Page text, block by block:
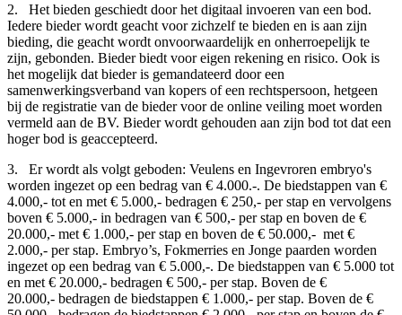
2. Het bieden geschiedt door het digitaal invoeren van een bod.
Iedere bieder wordt geacht voor zichzelf te bieden en is aan zijn
bieding, die geacht wordt onvoorwaardelijk en onherroepelijk te
zijn, gebonden. Bieder biedt voor eigen rekening en risico. Ook is
het mogelijk dat bieder is gemandateerd door een
samenwerkingsverband van kopers of een rechtspersoon, hetgeen
bij de registratie van de bieder voor de online veiling moet worden
vermeld aan de BV. Bieder wordt gehouden aan zijn bod tot dat een
hoger bod is geaccepteerd.
3. Er wordt als volgt geboden: Veulens en Ingevroren embryo's
worden ingezet op een bedrag van € 4.000.-. De biedstappen van €
4.000,- tot en met € 5.000,- bedragen € 250,- per stap en vervolgens
boven € 5.000,- in bedragen van € 500,- per stap en boven de €
20.000,- met € 1.000,- per stap en boven de € 50.000,- met €
2.000,- per stap. Embryo’s, Fokmerries en Jonge paarden worden
ingezet op een bedrag van € 5.000,-. De biedstappen van € 5.000 tot
en met € 20.000,- bedragen € 500,- per stap. Boven de €
20.000,- bedragen de biedstappen € 1.000,- per stap. Boven de €